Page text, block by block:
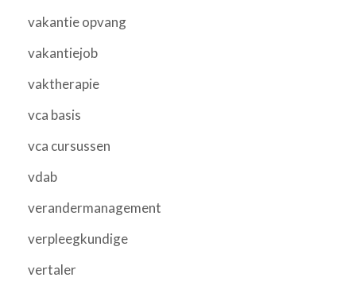
vakantie opvang
vakantiejob
vaktherapie
vca basis
vca cursussen
vdab
verandermanagement
verpleegkundige
vertaler